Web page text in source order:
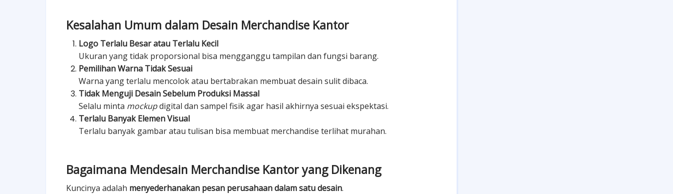
Kesalahan Umum dalam Desain Merchandise Kantor
Logo Terlalu Besar atau Terlalu Kecil
Ukuran yang tidak proporsional bisa mengganggu tampilan dan fungsi barang.
Pemilihan Warna Tidak Sesuai
Warna yang terlalu mencolok atau bertabrakan membuat desain sulit dibaca.
Tidak Menguji Desain Sebelum Produksi Massal
Selalu minta mockupdigital dan sampel fisik agar hasil akhirnya sesuai ekspektasi.
Terlalu Banyak Elemen Visual
Terlalu banyak gambar atau tulisan bisa membuat merchandise terlihat murahan.
Bagaimana Mendesain Merchandise Kantor yang Dikenang
Kuncinya adalah menyederhanakan pesan perusahaan dalam satu desain.